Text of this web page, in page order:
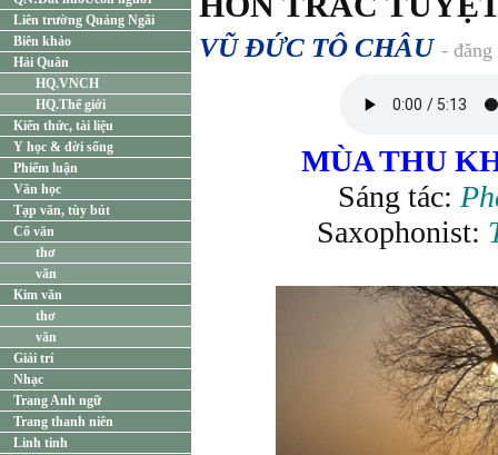
Liên trường Quảng Ngãi
Biên khảo
Hải Quân
HQ.VNCH
HQ.Thế giới
Kiến thức, tài liệu
Y học & đời sống
Phiếm luận
Văn học
Tạp văn, tùy bút
Cổ văn
thơ
văn
Kim văn
thơ
văn
Giải trí
Nhạc
Trang Anh ngữ
Trang thanh niên
Linh tinh
VŨ ĐỨC TÔ CHÂU -
MÙA THU
Sáng tác:
Saxophonist: